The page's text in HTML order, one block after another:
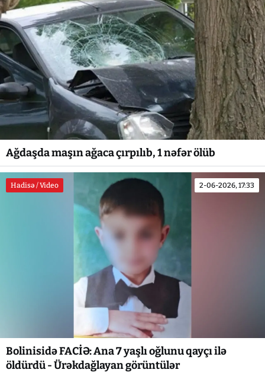
Ağdaşda maşın ağaca çırpılıb, 1 nəfər ölüb
Hadisə / Video 2-06-2026, 17:33
Bolinisidə FACİƏ: Ana 7 yaşlı oğlunu qayçı ilə
öldürdü - Ürəkdağlayan görüntülər